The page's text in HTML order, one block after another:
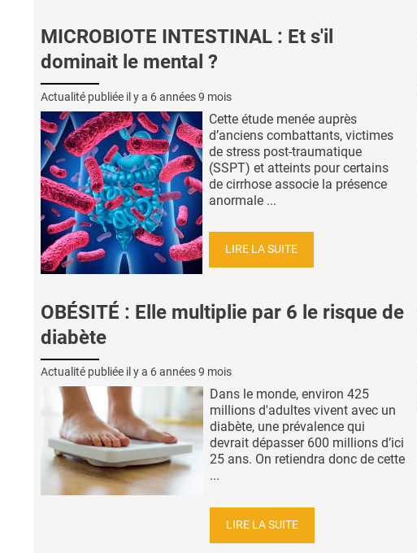
MICROBIOTE INTESTINAL : Et s'il
dominait le mental ?
Actualité publiée il y a 6 années 9 mois
Cette étude menée auprès
d’anciens combattants, victimes
de stress post-traumatique
(SSPT) et atteints pour certains
de cirrhose associe la présence
anormale ...
LIRE LA SUITE
OBÉSITÉ : Elle multiplie par 6 le risque de
diabète
Actualité publiée il y a 6 années 9 mois
Dans le monde, environ 425
millions d'adultes vivent avec un
diabète, une prévalence qui
devrait dépasser 600 millions d’ici
25 ans. On retiendra donc de cette
...
LIRE LA SUITE